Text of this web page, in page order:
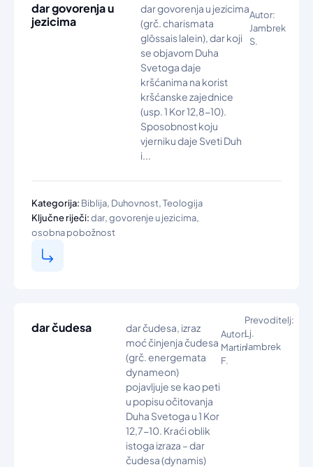
dar govorenja u
jezicima
dar govorenja u jezicima
(grč. charismata
glōssais lalein), dar koji
se objavom Duha
Svetoga daje
kršćanima na korist
kršćanske zajednice
(usp. 1 Kor 12,8-10).
Sposobnost koju
vjerniku daje Sveti Duh
i...
Autor:
Jambrek
S.
Kategorija: Biblija, Duhovnost,Teologija
Ključne riječi:dar,govorenje u jezicima,
osobna pobožnost
dar čudesa
dar čudesa, izraz
moć činjenja čudesa
(grč. energemata
dynameon)
pojavljuje se kao peti
u popisu očitovanja
Duha Svetoga u 1 Kor
12,7-10. Kraći oblik
istoga izraza – dar
čudesa (dynamis)
Autor:
Martin
F.
Prevoditelj:
Lj.
Jambrek